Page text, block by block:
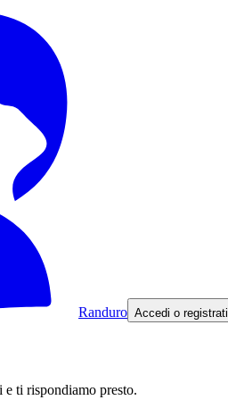
Randuro Accedi o registrati
ti rispondiamo presto.